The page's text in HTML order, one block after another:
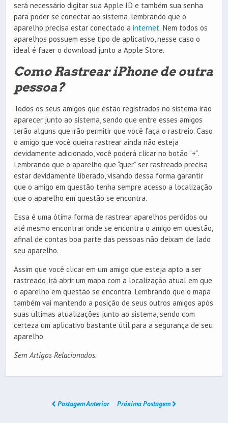
será necessário digitar sua Apple ID e também sua senha
para poder se conectar ao sistema, lembrando que o
aparelho precisa estar conectado a internet. Nem todos os
aparelhos possuem esse tipo de aplicativo, nesse caso o
ideal é fazer o download junto a Apple Store.
Como Rastrear iPhone de outra
pessoa?
Todos os seus amigos que estão registrados no sistema irão
aparecer junto ao sistema, sendo que entre esses amigos
terão alguns que irão permitir que você faça o rastreio. Caso
o amigo que você queira rastrear ainda não esteja
devidamente adicionado, você poderá clicar no botão “+”.
Lembrando que o aparelho que “quer” ser rastreado precisa
estar devidamente liberado, visando dessa forma garantir
que o amigo em questão tenha sempre acesso a localização
que o aparelho em questão se encontra.
Essa é uma ótima forma de rastrear aparelhos perdidos ou
até mesmo encontrar onde se encontra o amigo em questão,
afinal de contas boa parte das pessoas não deixam de lado
seu aparelho.
Assim que você clicar em um amigo que esteja apto a ser
rastreado, irá abrir um mapa com a localização atual em que
o aparelho em questão se encontra. Lembrando que o mapa
também vai mantendo a posição de seus outros amigos após
suas ultimas atualizações junto ao sistema, sendo com
certeza um aplicativo bastante útil para a segurança de seu
aparelho.
Sem Artigos Relacionados.
Postagem Anterior Próxima Postagem